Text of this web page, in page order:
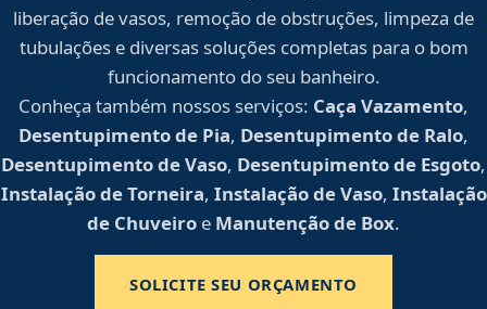
liberação de vasos, remoção de obstruções, limpeza de
tubulações e diversas soluções completas para o bom
funcionamento do seu banheiro.
Conheça também nossos serviços: Caça Vazamento,
Desentupimento de Pia, Desentupimento de Ralo,
Desentupimento de Vaso, Desentupimento de Esgoto,
Instalação de Torneira, Instalação de Vaso, Instalação
de Chuveiro e Manutenção de Box.
SOLICITE SEU ORÇAMENTO